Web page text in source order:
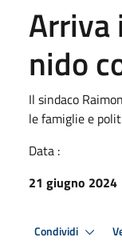
Arriva
nido
Il sindaco
le famiglie e
Data :
21 giugno 2024
Condividi